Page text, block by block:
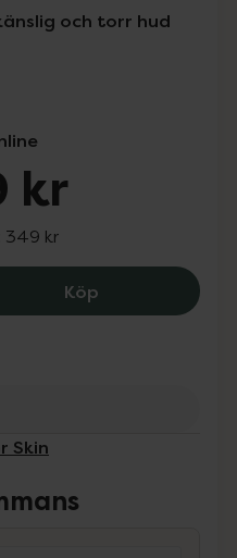
och torr hud
kr
349 kr
KöpQ for Skin
Skin